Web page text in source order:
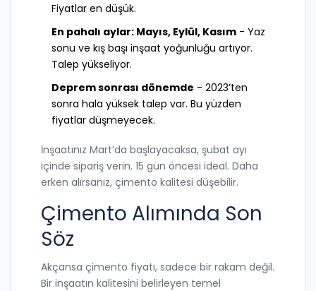
Fiyatlar en düşük.
En pahalı aylar: Mayıs, Eylül, Kasım - Yaz
sonu ve kış başı inşaat yoğunluğu artıyor.
Talep yükseliyor.
Deprem sonrası dönemde - 2023’ten
sonra hala yüksek talep var. Bu yüzden
fiyatlar düşmeyecek.
İnşaatınız Mart’da başlayacaksa, şubat ayı
içinde sipariş verin. 15 gün öncesi ideal. Daha
erken alırsanız, çimento kalitesi düşebilir.
Çimento Alımında Son
Söz
Akçansa çimento fiyatı, sadece bir rakam değil.
Bir inşaatın kalitesini belirleyen temel